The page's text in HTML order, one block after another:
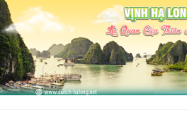
Skip
to
content